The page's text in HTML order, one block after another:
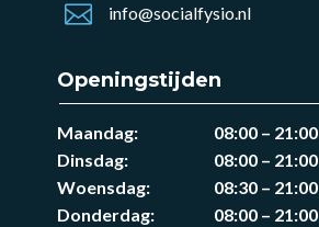
 info@socialfysio.nl
Openingstijden
Maandag:
08:00 – 21:00
Dinsdag:
08:00 – 21:00
Woensdag:
08:30 – 21:00
Donderdag:
08:00 – 21:00